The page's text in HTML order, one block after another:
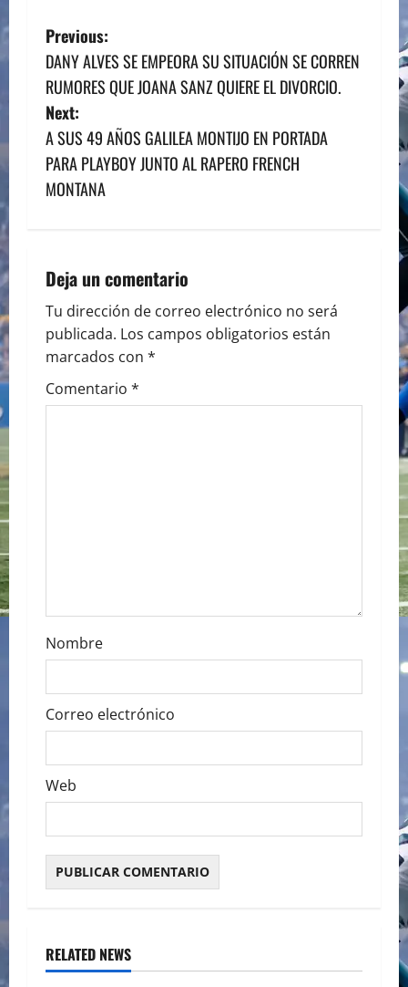
P
o
s
t
n
v
i
g
a
Previous:
DANY ALVES SE EMPEORA SU SITUACIÓN SE CORREN
RUMORES QUE JOANA SANZ QUIERE EL DIVORCIO.
Next:
A SUS 49 AÑOS GALILEA MONTIJO EN PORTADA
PARA PLAYBOY JUNTO AL RAPERO FRENCH
MONTANA
Deja un comentario
Tu dirección de correo electrónico no será
publicada. Los campos obligatorios están
marcados con *
Comentario *
Nombre
Correo electrónico
Web
RELATED NEWS